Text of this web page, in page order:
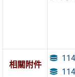
相關附件